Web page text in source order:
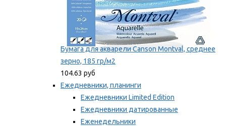
Бумага для акварели Canson Montval, среднее
зерно, 185 гр/м2
104.63 руб
Ежедневники, планинги
Ежедневники Limited Edition
Ежедневники датированные
Еженедельники